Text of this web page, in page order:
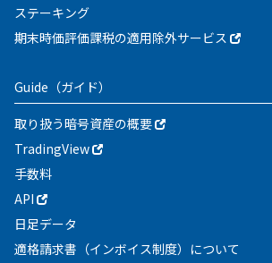
ステーキング
期末時価評価課税の適用除外サービス
Guide （ガイド）
取り扱う暗号資産の概要
TradingView
手数料
API
日足データ
適格請求書（インボイス制度）について